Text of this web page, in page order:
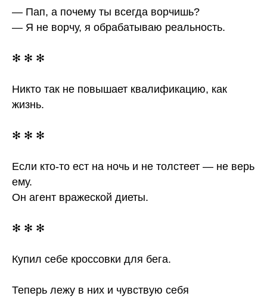
— Пап, а почему ты всегда ворчишь?
— Я не ворчу, я обрабатываю реальность.
✻ ✻ ✻
Никто так не повышает квалификацию, как
жизнь.
✻ ✻ ✻
Если кто-то ест на ночь и не толстеет — не верь
ему.
Он агент вражеской диеты.
✻ ✻ ✻
Купил себе кроссовки для бега.
Теперь лежу в них и чувствую себя